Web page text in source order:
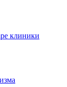
клиники